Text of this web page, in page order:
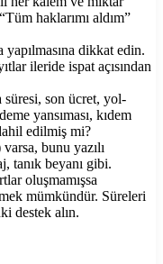
haklarımı aldım”
dikkat edin.
ileride ispat açısından
süresi, son ücret, yol-
yansıması, kıdem
edilmiş mi?
bunu yazılı
tanık beyanı gibi.
oluşmamışsa
mümkündür. Süreleri
destek alın.